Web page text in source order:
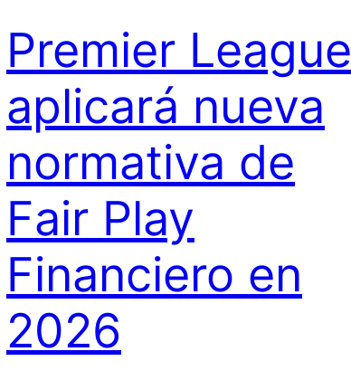
Premier League
aplicará nueva
normativa de
Fair Play
Financiero en
2026